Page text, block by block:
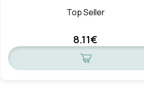
Top Seller
8.11€